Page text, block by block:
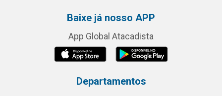
Baixe já nosso APP
App Global Atacadista
Departamentos